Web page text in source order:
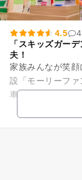
4.5
「スキッズガー
夫！
家族みんなが笑
設「モーリーフ
車で約3分 のイオ